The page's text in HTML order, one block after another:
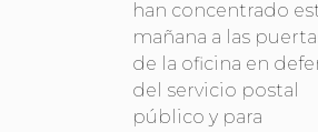
han concentrado
mañana a las
de la oficina en
del servicio postal
público y para